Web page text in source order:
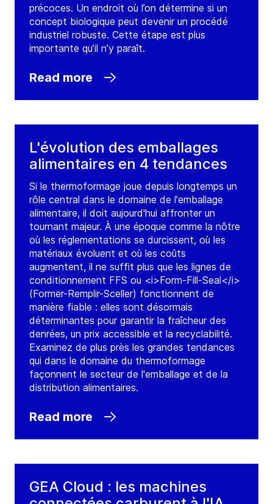
précoces. Un endroit où l’on détermine si un
concept biologique peut devenir un procédé
industriel robuste. Cette étape est plus
importante qu’il n’y paraît.
Read more
L'évolution des emballages
alimentaires en 4 tendances
Si le thermoformage joue depuis longtemps un
rôle central dans le domaine de l'emballage
alimentaire, il doit aujourd'hui affronter un
tournant majeur. À une époque comme la nôtre
où les réglementations se durcissent, où les
matériaux évoluent et où les coûts
augmentent, il ne suffit plus que les lignes de
conditionnement FFS ou <i>Form-Fill-Seal</i>
(Former-Remplir-Sceller) fonctionnent de
manière fiable : elles sont désormais
déterminantes pour garantir la fraîcheur des
denrées, un prix accessible et la recyclabilité.
Examinez de plus près les grandes tendances
qui dans le domaine du thermoformage
façonnent le secteur de l'emballage et de la
distribution alimentaires.
Read more
GEA Cloud : les machines